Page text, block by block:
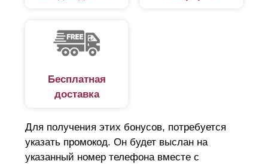
Бесплатная
доставка
Для получения этих бонусов, потребуется
указать промокод. Он будет выслан на
указанный номер телефона вместе с